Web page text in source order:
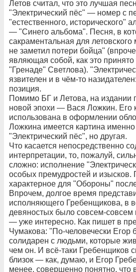
Летов считал, что это лучшая
"Электрический пёс" — номер с
"естественного, исторического"
— "Синего альбома". Песня, в
сакраментальная для летовского
не заметил потери бойца"
являющая собой, как это
"Гренаде" Светлова).
язвителен и в чём-то
позиция.
Помимо БГ и Летова, на издании
новой эпохи — Вася Ложкин. Его
использована в оформлении
Ложкина имеется картина
"Электрический пёс", но другая.
Что касается непосредственно
интерпретации, то, пожалуй,
сложно: исполнение
особых премудростей и изысков.
характерное для "Обороны"
Впрочем, долгое время
исполняющего Гребенщикова, в
девяностых было совсем-совсем
— уже интересно. Как пишет в
Чумакова: "По-человечески Егор
солидарен с людьми, которые
чем он. И всё-таки Гребенщиков
близок — как, думаю, и Егор
менее, совершенно понятно, что